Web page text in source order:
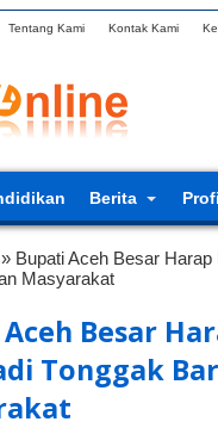
Tentang Kami Kontak Kami
Berita
» Bupati Aceh Besar
Masyarakat
Besar
Tonggak